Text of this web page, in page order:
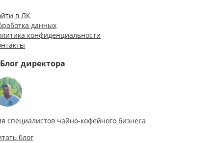
в ЛК
данных
конфиденциальности
Блог директора
специалистов чайно-кофейного бизнеса
блог